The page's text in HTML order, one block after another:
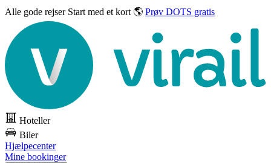
Alle gode rejser Start med et kort 🌎 Prøv DOTS gratis
Hoteller
Biler
Hjælpecenter
Mine bookinger